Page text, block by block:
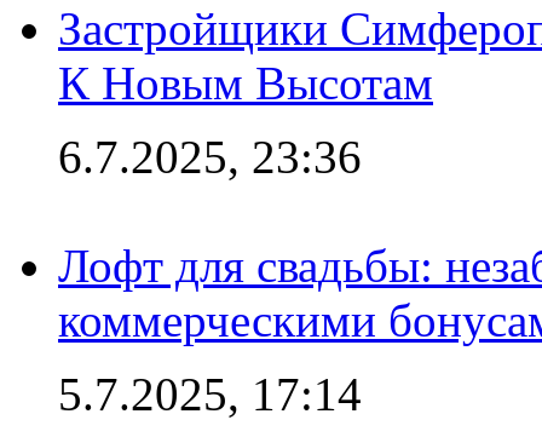
Застройщики
К Новым Высотам
6.7.2025, 23:36
Лофт для свадьбы:
коммерческими
5.7.2025, 17:14